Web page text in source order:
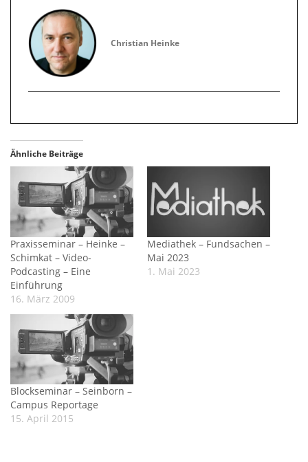
Christian Heinke
Ähnliche Beiträge
Praxisseminar – Heinke –
Schimkat – Video-
Podcasting – Eine
Einführung
16. März 2009
Mediathek – Fundsachen –
Mai 2023
1. Mai 2023
Blockseminar – Seinborn –
Campus Reportage
15. April 2015